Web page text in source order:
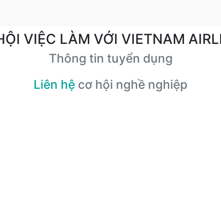
VIỆC LÀM VỚI VIETNAM
Thông tin tuyển dụng
Liên hệ cơ hội nghề nghiệp